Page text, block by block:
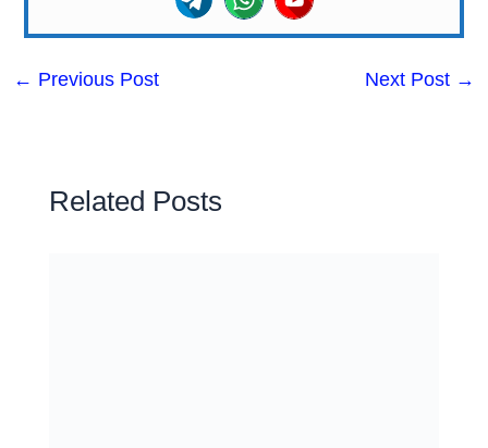
← Previous Post Next Post →
Related Posts